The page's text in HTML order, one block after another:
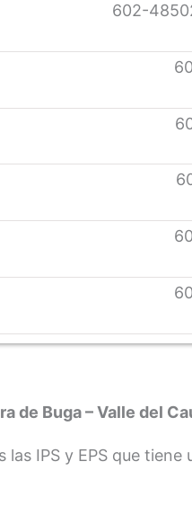
602-
de Buga – Valle del
IPS y EPS que tiene